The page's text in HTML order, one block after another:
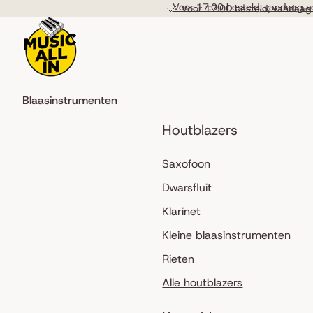
Voor 17:00 besteld,
Voor 17:00 besteld, vandaag
Blaasinstrumenten
Houtblazers
Saxofoon
Dwarsfluit
Klarinet
Kleine blaasinstrumenten
Rieten
Alle houtblazers